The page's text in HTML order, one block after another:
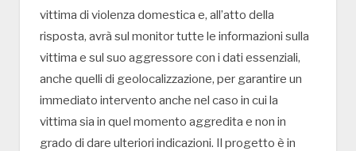
vittima di violenza domestica e, all’atto della
risposta, avrà sul monitor tutte le informazioni sulla
vittima e sul suo aggressore con i dati essenziali,
anche quelli di geolocalizzazione, per garantire un
immediato intervento anche nel caso in cui la
vittima sia in quel momento aggredita e non in
grado di dare ulteriori indicazioni. Il progetto è in